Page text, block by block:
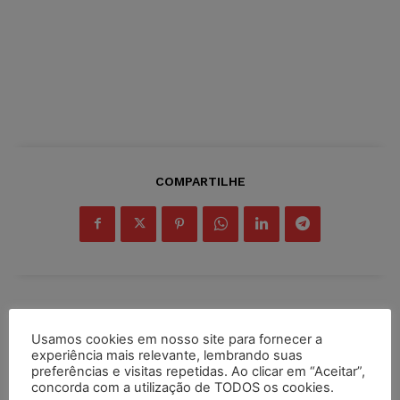
COMPARTILHE
Usamos cookies em nosso site para fornecer a
experiência mais relevante, lembrando suas
preferências e visitas repetidas. Ao clicar em “Aceitar”,
concorda com a utilização de TODOS os cookies.